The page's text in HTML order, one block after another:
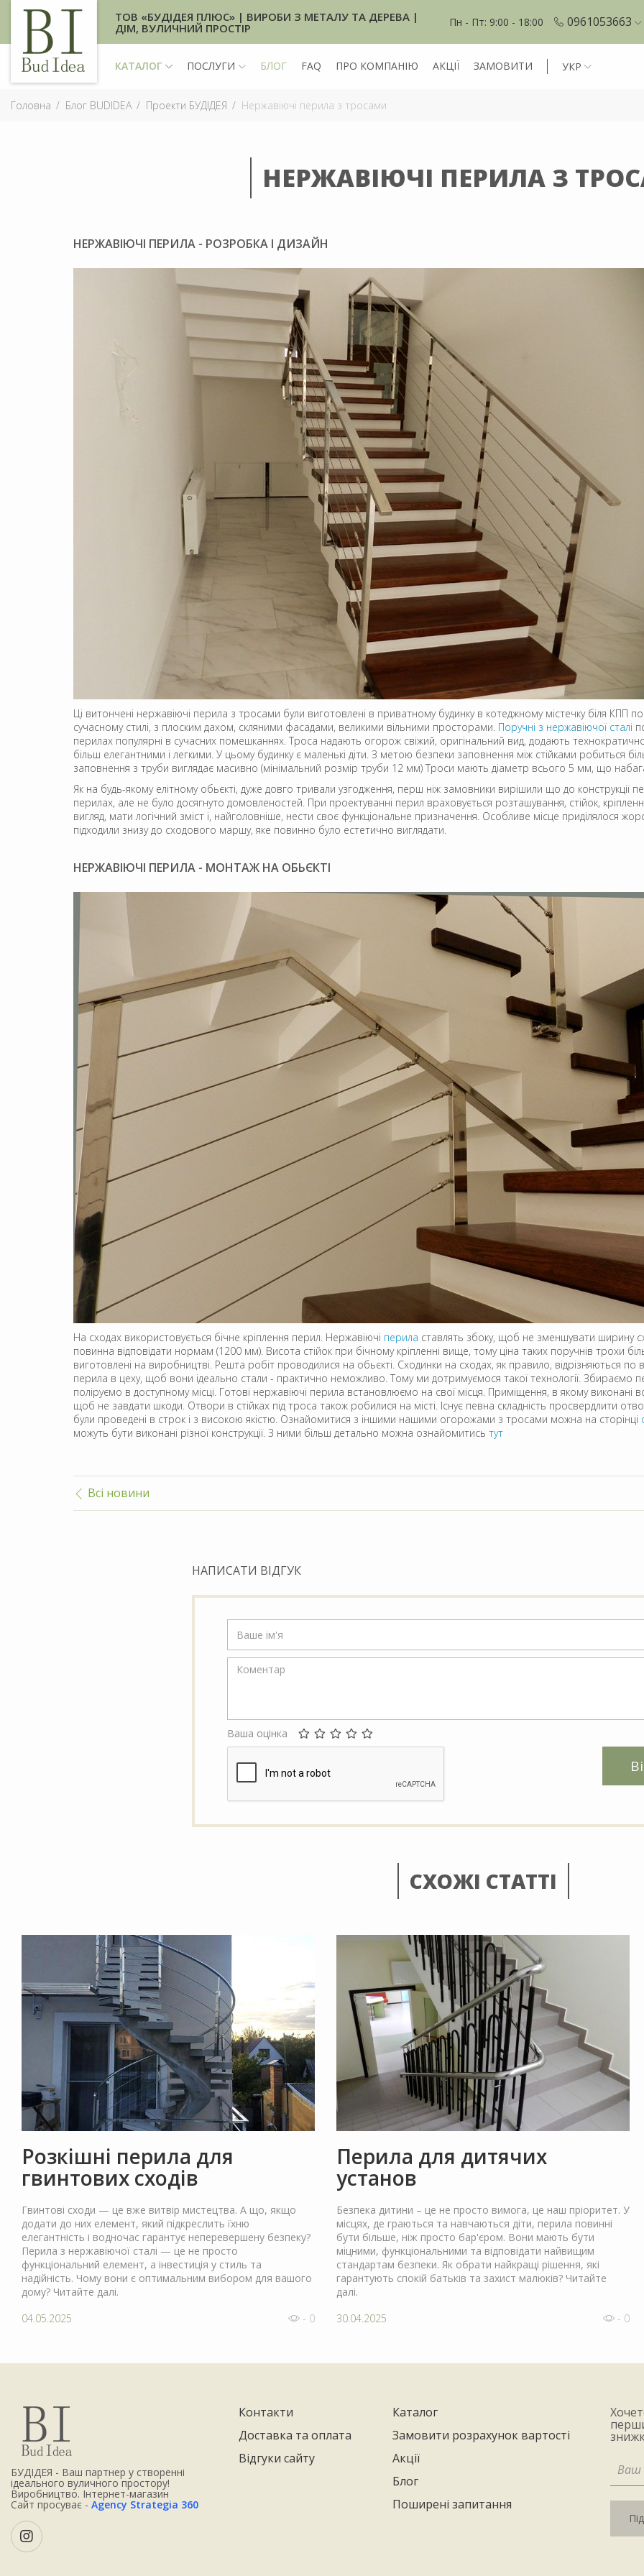
ТОВ «БУДІДЕЯ ПЛЮС» | ВИРОБИ З МЕТАЛУ ТА ДЕРЕВА |
ДІМ, ВУЛИЧНИЙ ПРОСТІР
Пн - Пт: 9:00 - 18:00 0961053663
КАТАЛОГ ПОСЛУГИ БЛОГ FAQ ПРО КОМПАНІЮ АКЦІЇ ЗАМОВИТИ УКР
Головна Блог BUDIDEA Проекти БУДІДЕЯ Нержавіючі перила з тросами
НЕРЖАВІЮЧІ ПЕРИЛА З
НЕРЖАВІЮЧІ ПЕРИЛА - РОЗРОБКА І ДИЗАЙН
Ці витончені нержавіючі перила з тросами були виготовлені в приватному будинку в котеджному містечку біля КПП
сучасному стилі, з плоским дахом, скляними фасадами, великими вільними просторами. Поручні з нержавіючої сталі
перилах популярні в сучасних помешканнях. Троса надають огорож свіжий, оригінальний вид, додають
більш елегантними і легкими. У цьому будинку є маленькі діти. З метою безпеки заповнення між стійками робиться
заповнення з труби виглядає масивно (мінімальний розмір труби 12 мм) Троси мають діаметр всього 5 мм, що
Як на будь-якому елітному обьєкті, дуже довго тривали узгодження, перш ніж замовники вирішили що до конструкції
перилах, але не було досягнуто домовленостей. При проектуванні перил враховується розташування, стійок,
вигляд, мати логічний зміст і, найголовніше, нести своє функціональне призначення. Особливе місце приділялося
підходили знизу до сходового маршу, яке повинно було естетично виглядати.
НЕРЖАВІЮЧІ ПЕРИЛА - МОНТАЖ НА ОБЬЄКТІ
На сходах використовується бічне кріплення перил. Нержавіючі перила ставлять збоку, щоб не зменшувати ширину
повинна відповідати нормам (1200 мм). Висота стійок при бічному кріпленні вище, тому ціна таких поручнів трохи
виготовлені на виробництві. Решта робіт проводилися на обьєкті. Сходинки на сходах, як правило, відрізняються по
перила в цеху, щоб вони ідеально стали - практично неможливо. Тому ми дотримуємося такої технології. Збираємо
поліруємо в доступному місці. Готові нержавіючі перила встановлюємо на свої місця. Приміщення, в якому виконані
щоб не завдати шкоди. Отвори в стійках під троса також робилися на місті. Існує певна складність просвердлити
були проведені в строк і з високою якістю. Ознайомитися з іншими нашими огорожами з тросами можна на сторінці
можуть бути виконані різної конструкції. З ними більш детально можна ознайомитись тут
Всі новини
НАПИСАТИ ВІДГУК
Ваша оцінка
СХОЖІ СТАТТІ
Розкішні перила для
гвинтових сходів
Гвинтові сходи — це вже витвір мистецтва. А що, якщо
додати до них елемент, який підкреслить їхню
елегантність і водночас гарантує неперевершену безпеку?
Перила з нержавіючої сталі — це не просто
функціональний елемент, а інвестиція у стиль та
надійність. Чому вони є оптимальним вибором для вашого
дому? Читайте далі.
04.05.2025
- 0
Перила для дитячих
установ
Безпека дитини – це не просто вимога, це наш пріоритет. У
місцях, де граються та навчаються діти, перила повинні
бути більше, ніж просто бар'єром. Вони мають бути
міцними, функціональними та відповідати найвищим
стандартам безпеки. Як обрати найкращі рішення, які
гарантують спокій батьків та захист малюків? Читайте
далі.
30.04.2025
- 0
БУДІДЕЯ - Ваш партнер у створенні
ідеального вуличного простору!
Виробництво. Інтернет-магазин
Сайт просуває - Agency Strategia 360
Контакти
Доставка та оплата
Відгуки сайту
Каталог
Замовити розрахунок вартості
Акції
Блог
Поширені запитання